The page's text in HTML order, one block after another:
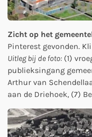
Zicht op het
Pinterest gevonden.
Uitleg bij de foto: (1)
publieksingang
Arthur van
aan de Driehoek, (7)